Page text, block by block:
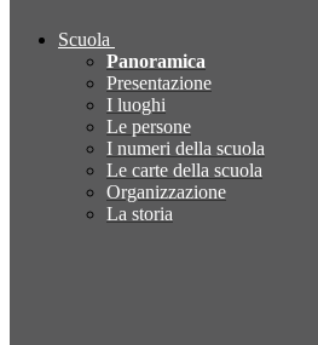
Scuola
Panoramica
Presentazione
I luoghi
Le persone
I numeri della scuola
Le carte della scuola
Organizzazione
La storia